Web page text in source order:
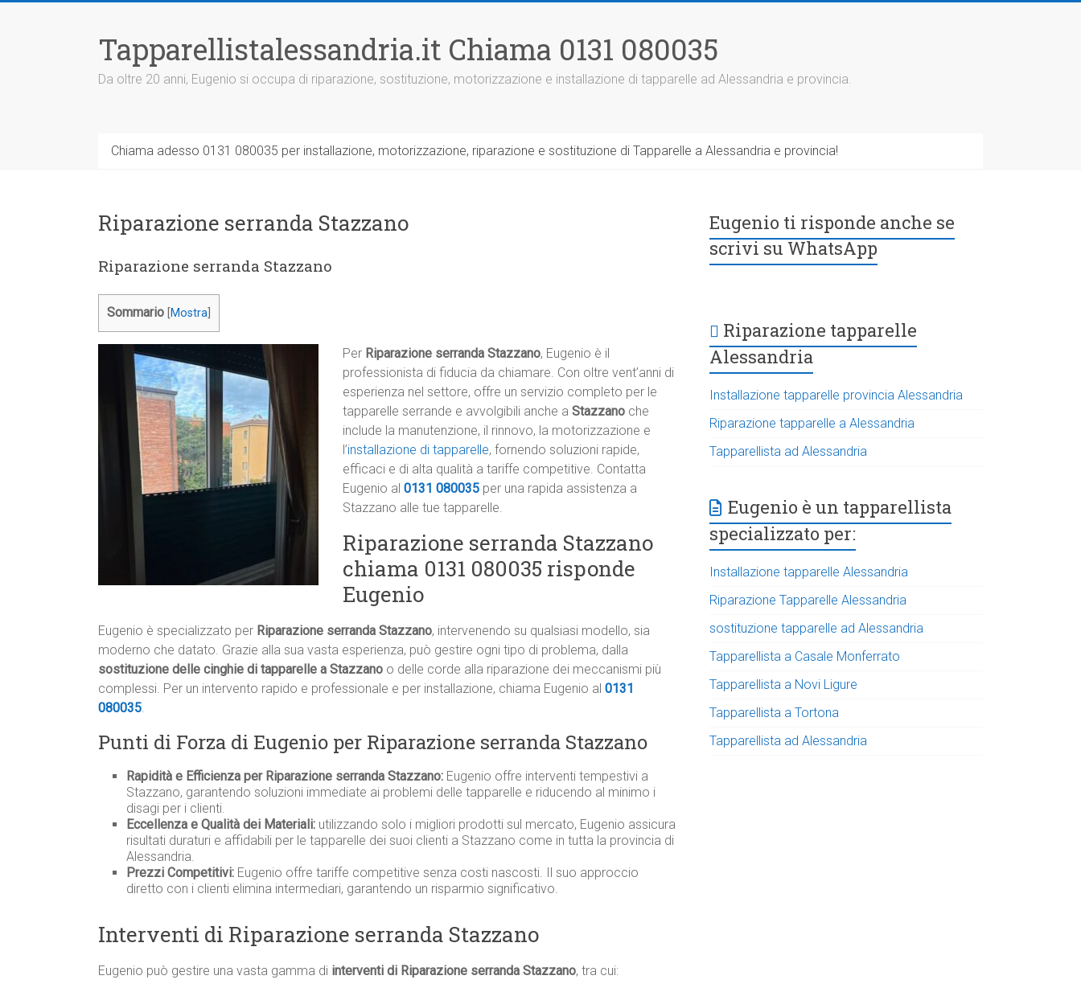
Tapparellistalessandria.it Chiama 0131 080035
Da oltre 20 anni, Eugenio si occupa di riparazione, sostituzione, motorizzazione e installazione di tapparelle ad Alessandria e provincia.
Chiama adesso 0131 080035 per installazione, motorizzazione, riparazione e sostituzione di Tapparelle a Alessandria e provincia!
Riparazione serranda Stazzano
Riparazione serranda Stazzano
Sommario Mostra
Per Riparazione serranda Stazzano, Eugenio è il
professionista di fiducia da chiamare. Con oltre vent’anni di
esperienza nel settore, offre un servizio completo per le
tapparelle serrande e avvolgibili anche a Stazzano che
include la manutenzione, il rinnovo, la motorizzazione e
l’installazione di tapparelle, fornendo soluzioni rapide,
efficaci e di alta qualità a tariffe competitive. Contatta
Eugenio al 0131 080035 per una rapida assistenza a
Stazzano alle tue tapparelle.
Riparazione serranda Stazzano
chiama 0131 080035 risponde
Eugenio
Eugenio è specializzato per Riparazione serranda Stazzano, intervenendo su qualsiasi modello, sia
moderno che datato. Grazie alla sua vasta esperienza, può gestire ogni tipo di problema, dalla
sostituzione delle cinghie di tapparelle a Stazzano o delle corde alla riparazione dei meccanismi più
complessi. Per un intervento rapido e professionale e per installazione, chiama Eugenio al 0131
080035.
Punti di Forza di Eugenio per Riparazione serranda Stazzano
Rapidità e Efficienza per Riparazione serranda Stazzano: Eugenio offre interventi tempestivi a
Stazzano, garantendo soluzioni immediate ai problemi delle tapparelle e riducendo al minimo i
disagi per i clienti.
Eccellenza e Qualità dei Materiali: utilizzando solo i migliori prodotti sul mercato, Eugenio assicura
risultati duraturi e affidabili per le tapparelle dei suoi clienti a Stazzano come in tutta la provincia di
Alessandria.
Prezzi Competitivi: Eugenio offre tariffe competitive senza costi nascosti. Il suo approccio
diretto con i clienti elimina intermediari, garantendo un risparmio significativo.
Interventi di Riparazione serranda Stazzano
Eugenio può gestire una vasta gamma di interventi di Riparazione serranda Stazzano, tra cui:
Eugenio ti risponde anche se
scrivi su WhatsApp
Riparazione tapparelle
Alessandria
Installazione tapparelle provincia Alessandria
Riparazione tapparelle a Alessandria
Tapparellista ad Alessandria
Eugenio è un tapparellista
specializzato per:
Installazione tapparelle Alessandria
Riparazione Tapparelle Alessandria
sostituzione tapparelle ad Alessandria
Tapparellista a Casale Monferrato
Tapparellista a Novi Ligure
Tapparellista a Tortona
Tapparellista ad Alessandria